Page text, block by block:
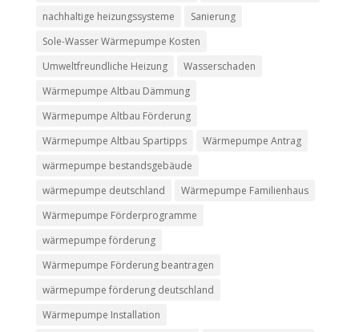
nachhaltige heizungssysteme
Sanierung
Sole-Wasser Wärmepumpe Kosten
Umweltfreundliche Heizung
Wasserschaden
Wärmepumpe Altbau Dämmung
Wärmepumpe Altbau Förderung
Wärmepumpe Altbau Spartipps
Wärmepumpe Antrag
wärmepumpe bestandsgebäude
wärmepumpe deutschland
Wärmepumpe Familienhaus
Wärmepumpe Förderprogramme
wärmepumpe förderung
Wärmepumpe Förderung beantragen
wärmepumpe förderung deutschland
Wärmepumpe Installation